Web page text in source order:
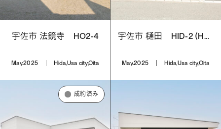
宇佐市 法鏡寺 HO2-4
May.2025 Hida,Usa city,Oita
宇佐市 樋田 HID-2 (HS-09)
May.2025 Hida,Usa city,Oita
成約済み